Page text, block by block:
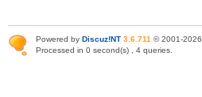
Powered by Discuz!NT 3.6.711 © 2001-2026
Processed in 0 second(s) , 4 queries.